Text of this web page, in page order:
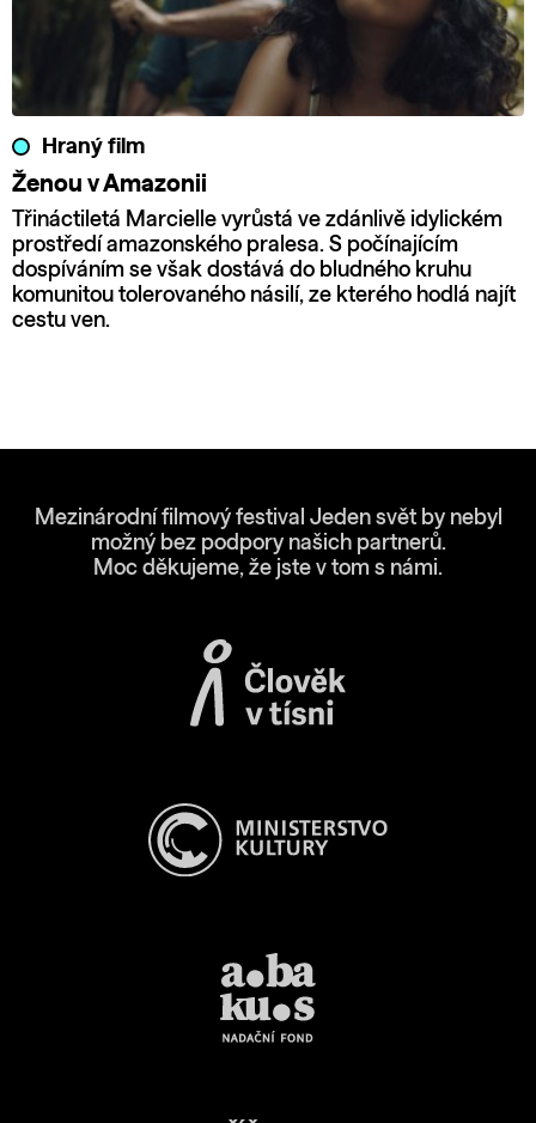
Hraný film
Ženou v Amazonii
Třináctiletá Marcielle vyrůstá ve zdánlivě idylickém
prostředí amazonského pralesa. S počínajícím
dospíváním se však dostává do bludného kruhu
komunitou tolerovaného násilí, ze kterého hodlá najít
cestu ven.
Mezinárodní filmový festival Jeden svět by nebyl
možný bez podpory našich partnerů.
Moc děkujeme, že jste v tom s námi.